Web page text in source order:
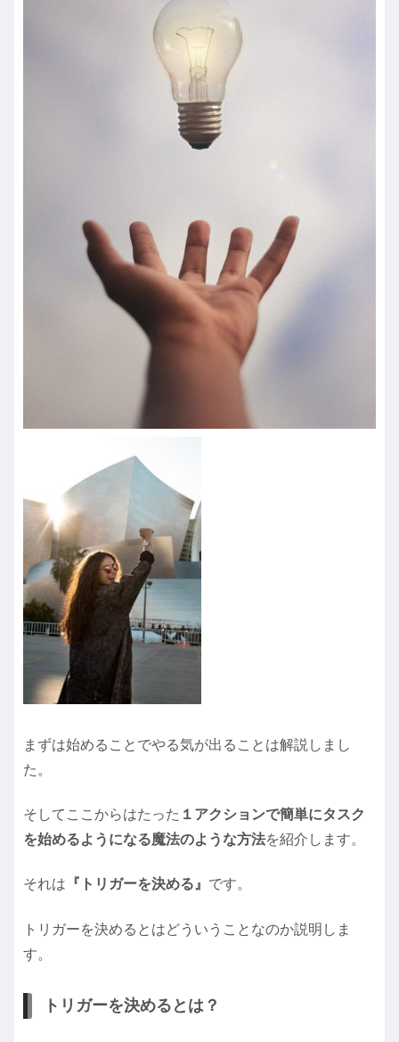
まずは始めることでやる気が出ることは解説しまし
た。
そしてここからはたった １アクションで簡単にタスク
を始めるようになる魔法のような方法を紹介します。
それは 『トリガーを決める』 です。
トリガーを決めるとはどういうことなのか説明しま
す。
トリガーを決めるとは？